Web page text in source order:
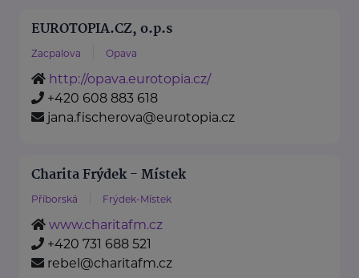
EUROTOPIA.CZ, o.p.s
Zacpalova Opava
http://opava.eurotopia.cz/
+420 608 883 618
jana.fischerova@eurotopia.cz
Charita Frýdek - Místek
Příborská Frýdek-Místek
www.charitafm.cz
+420 731 688 521
rebel@charitafm.cz